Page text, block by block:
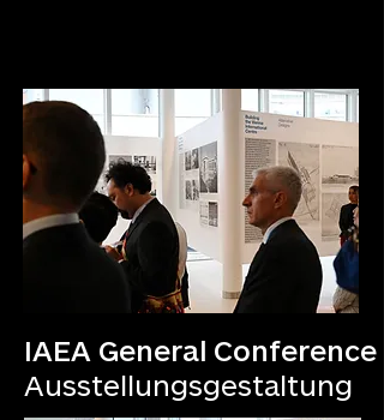
IAEA General Conference
Ausstellungsgestaltung